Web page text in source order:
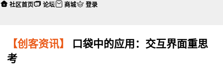
【创客资讯】
口袋中的应用：交互界面重思
考
社区首页 论坛 商城 登录